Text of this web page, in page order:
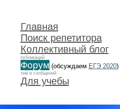
Главная
Поиск репетитора
Коллективный блог
публикаций
Форум (обсуждаем ЕГЭ 2020)
тем и сообщений
Для учебы